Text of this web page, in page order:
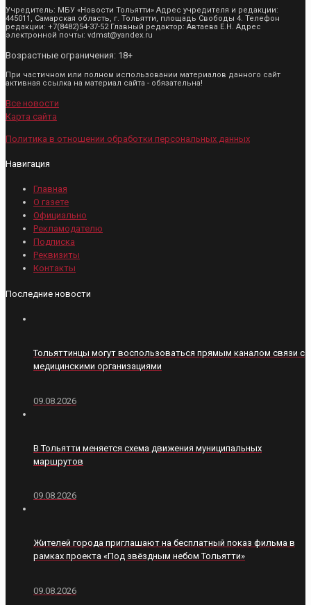
Учредитель: МБУ «Новости Тольятти» Адрес учредителя и редакции:
445011, Самарская область, г. Тольятти, площадь Свободы 4. Телефон
редакции: +7(8482)54-37-52 Главный редактор: Автаева Е.Н. Адрес
электронной почты: vdmst@yandex.ru
Возрастные ограничения: 18+
При частичном или полном использовании материалов данного сайт
активная ссылка на материал сайта - обязательна!
Все новости
Карта сайта
Политика в отношении обработки персональных данных
Навигация
Главная
О газете
Официально
Рекламодателю
Подписка
Реквизиты
Контакты
Последние новости
Тольяттинцы могут воспользоваться прямым каналом связи с
медицинскими организациями
09.08.2026
В Тольятти меняется схема движения муниципальных
маршрутов
09.08.2026
Жителей города приглашают на бесплатный показ фильма в
рамках проекта «Под звёздным небом Тольятти»
09.08.2026